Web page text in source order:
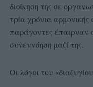
διοίκηση της σε
τρία χρόνια
παράγοντες έπαιρναν
συνεννόηση μαζί της.
Οι λόγοι του